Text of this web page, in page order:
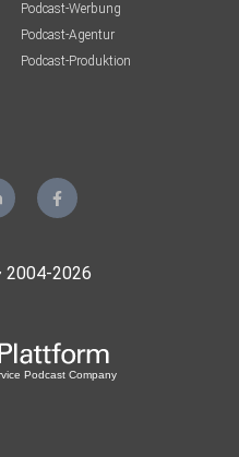
Podcast-Werbung
Podcast-Agentur
Podcast-Produktion
2004-2026